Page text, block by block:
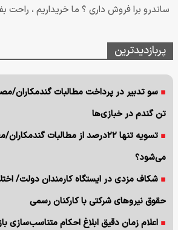
ساندرو برا فروش داری ؟ ما خریداریم ،
پربازدیدترین
سو تدبیر در پرداخت مطالبات گندمکاران/
تن گندم در خبازی‌ها
تسویه تنها ۲۲درصد از مطالبات
می‌شود؟
حقوق نیروهای شرکتی با کارکنان رسمی
اعلام زمان دقیق ابلاغ احکام متناسب‌سازی